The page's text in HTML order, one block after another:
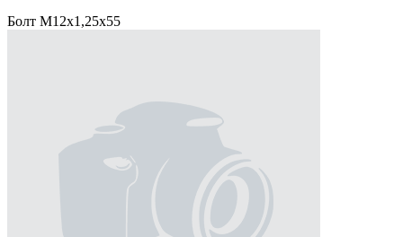
Болт М12х1,25х55